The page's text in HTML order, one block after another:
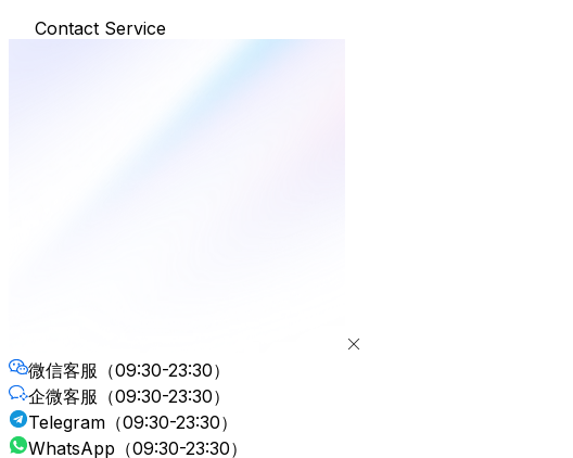
Contact Service
微信客服 （09:30-23:30）
企微客服 （09:30-23:30）
Telegram （09:30-23:30）
WhatsApp （09:30-23:30）